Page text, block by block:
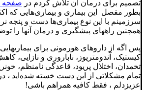
تصمیم برای درمان آن تلاش کردم در صفحه
بطور مفصل این بیماری و بیماری‌هایی که
سرزمینم با این نوع بیماری‌ها دست و پنجه
همچنین راههای پیشگیری و درمان آنها را
پس اگه از داروهای هورمونی برای
کیستیک، آندومتریوز، ناباروری و نازایی،
تخمدان، اختلال پریود، قاعدگی نامنظم،
تمام مشکلاتی از این دست خسته شده‌اید ،
عزیزدلم ، فقط کافیه همراهم باشی!